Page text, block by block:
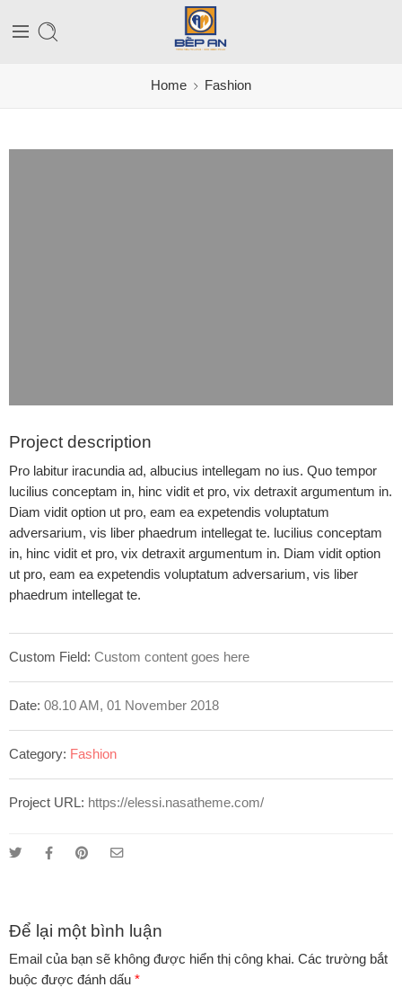
Home Fashion
Project description
Pro labitur iracundia ad, albucius intellegam no ius. Quo tempor
lucilius conceptam in, hinc vidit et pro, vix detraxit argumentum in.
Diam vidit option ut pro, eam ea expetendis voluptatum
adversarium, vis liber phaedrum intellegat te. lucilius conceptam
in, hinc vidit et pro, vix detraxit argumentum in. Diam vidit option
ut pro, eam ea expetendis voluptatum adversarium, vis liber
phaedrum intellegat te.
Custom Field: Custom content goes here
Date: 08.10 AM, 01 November 2018
Category: Fashion
Project URL: https://elessi.nasatheme.com/
Để lại một bình luận
Email của bạn sẽ không được hiển thị công khai. Các trường bắt
buộc được đánh dấu *